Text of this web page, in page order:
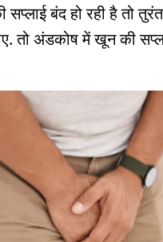
बंद हो रही है तो
तो अंडकोष में खून की